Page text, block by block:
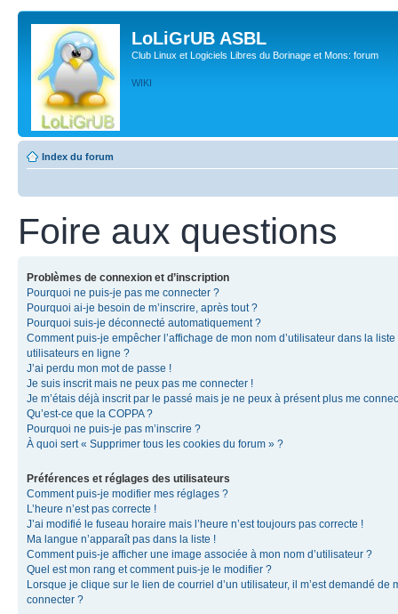
LoLiGrUB ASBL
Club Linux et Logiciels Libres du Borinage et Mons: forum
WIKI
Index du forum
Foire aux questions
Problèmes de connexion et d’inscription
Pourquoi ne puis-je pas me connecter ?
Pourquoi ai-je besoin de m’inscrire, après tout ?
Pourquoi suis-je déconnecté automatiquement ?
Comment puis-je empêcher l’affichage de mon nom d’utilisateur dans la liste
utilisateurs en ligne ?
J’ai perdu mon mot de passe !
Je suis inscrit mais ne peux pas me connecter !
Je m’étais déjà inscrit par le passé mais je ne peux à présent plus me
Qu’est-ce que la COPPA ?
Pourquoi ne puis-je pas m’inscrire ?
À quoi sert « Supprimer tous les cookies du forum » ?
Préférences et réglages des utilisateurs
Comment puis-je modifier mes réglages ?
L’heure n’est pas correcte !
J’ai modifié le fuseau horaire mais l’heure n’est toujours pas correcte !
Ma langue n’apparaît pas dans la liste !
Comment puis-je afficher une image associée à mon nom d’utilisateur ?
Quel est mon rang et comment puis-je le modifier ?
Lorsque je clique sur le lien de courriel d’un utilisateur, il m’est demandé de
connecter ?